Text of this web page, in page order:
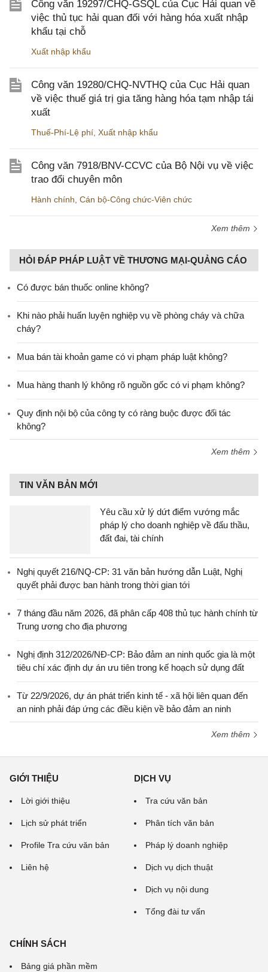
Công văn 19297/CHQ-GSQL của Cục Hải quan về
việc thủ tục hải quan đối với hàng hóa xuất nhập
khẩu tại chỗ
Xuất nhập khẩu
Công văn 19280/CHQ-NVTHQ của Cục Hải quan
về việc thuế giá trị gia tăng hàng hóa tạm nhập tái
xuất
Thuế-Phí-Lệ phí Xuất nhập khẩu
Công văn 7918/BNV-CCVC của Bộ Nội vụ về việc
trao đổi chuyên môn
Hành chính Cán bộ-Công chức-Viên chức
Xem thêm
HỎI ĐÁP PHÁP LUẬT VỀ THƯƠNG MẠI-QUẢNG CÁO
Có được bán thuốc online không?
Khi nào phải huấn luyện nghiệp vụ về phòng cháy và chữa
cháy?
Mua bán tài khoản game có vi phạm pháp luật không?
Mua hàng thanh lý không rõ nguồn gốc có vi phạm không?
Quy định nội bộ của công ty có ràng buộc được đối tác
không?
Xem thêm
TIN VĂN BẢN MỚI
Yêu cầu xử lý dứt điểm vướng mắc
pháp lý cho doanh nghiệp về đấu thầu,
đất đai, tài chính
Nghị quyết 216/NQ-CP: 31 văn bản hướng dẫn Luật, Nghị
quyết phải được ban hành trong thời gian tới
7 tháng đầu năm 2026, đã phân cấp 408 thủ tục hành chính từ
Trung ương cho địa phương
Nghị định 312/2026/NĐ-CP: Bảo đảm an ninh quốc gia là một
tiêu chí xác định dự án ưu tiên trong kế hoạch sử dụng đất
Từ 22/9/2026, dự án phát triển kinh tế - xã hội liên quan đến
an ninh phải đáp ứng các điều kiện về bảo đảm an ninh
Xem thêm
GIỚI THIỆU
Lời giới thiệu
Lịch sử phát triển
Profile Tra cứu văn bản
Liên hệ
DỊCH VỤ
Tra cứu văn bản
Phân tích văn bản
Pháp lý doanh nghiệp
Dịch vụ dịch thuật
Dịch vụ nội dung
Tổng đài tư vấn
CHÍNH SÁCH
Bảng giá phần mềm